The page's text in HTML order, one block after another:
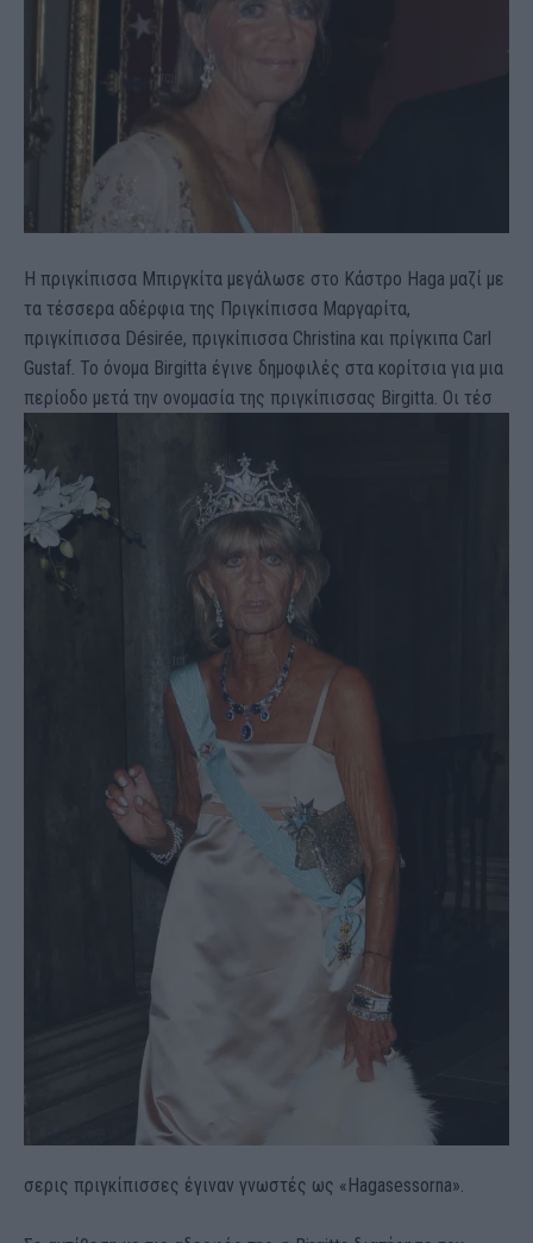
Η πριγκίπισσα Μπιργκίτα μεγάλωσε στο Κάστρο Haga μαζί με
τα τέσσερα αδέρφια της Πριγκίπισσα Μαργαρίτα,
πριγκίπισσα Désirée, πριγκίπισσα Christina και πρίγκιπα Carl
Gustaf. Το όνομα Birgitta έγινε δημοφιλές στα κορίτσια για μια
περίοδο μετά την ονομασία της πριγκίπισσας Birgitta. Οι τέσ
σερις πριγκίπισσες έγιναν γνωστές ως «Hagasessorna».